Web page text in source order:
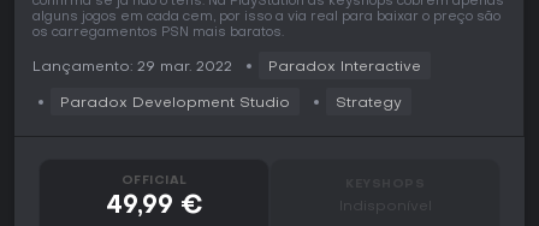
alguns jogos em cada cem, por isso a via real para baixar o preço são
os carregamentos PSN mais baratos.
Lançamento: 29 mar. 2022 Paradox Interactive
Paradox Development Studio Strategy
OFFICIAL
49,99 € Indisponível